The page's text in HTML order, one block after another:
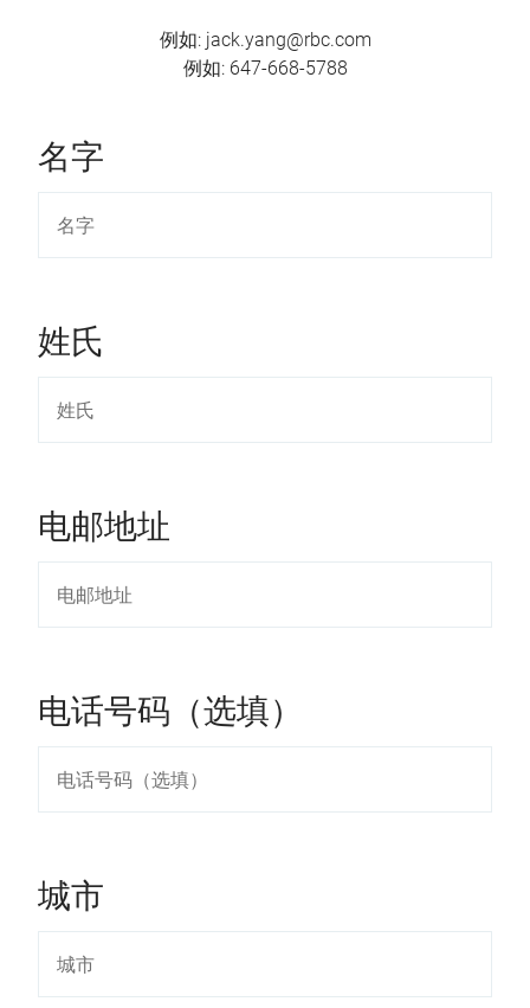
例如: jack.yang@rbc.com
例如: 647-668-5788
名字
姓氏
电邮地址
电话号码（选填）
城市